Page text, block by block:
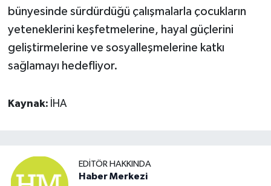
bünyesinde sürdürdüğü çalışmalarla çocukların
yeteneklerini keşfetmelerine, hayal güçlerini
geliştirmelerine ve sosyalleşmelerine katkı
sağlamayı hedefliyor.
Kaynak: İHA
EDITÖR HAKKINDA
Haber Merkezi